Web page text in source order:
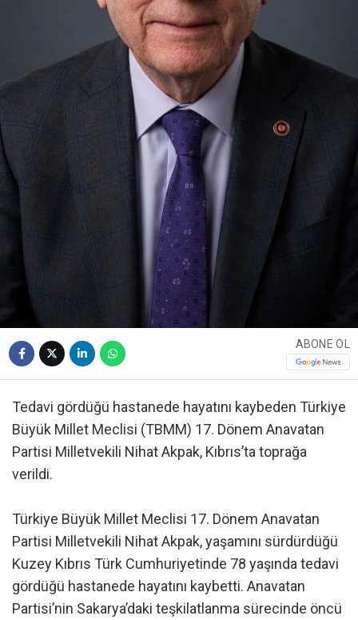
ABONE OL
Tedavi gördüğü hastanede hayatını kaybeden Türkiye
Büyük Millet Meclisi (TBMM) 17. Dönem Anavatan
Partisi Milletvekili Nihat Akpak, Kıbrıs’ta toprağa
verildi.
Türkiye Büyük Millet Meclisi 17. Dönem Anavatan
Partisi Milletvekili Nihat Akpak, yaşamını sürdürdüğü
Kuzey Kıbrıs Türk Cumhuriyetinde 78 yaşında tedavi
gördüğü hastanede hayatını kaybetti. Anavatan
Partisi’nin Sakarya’daki teşkilatlanma sürecinde öncü